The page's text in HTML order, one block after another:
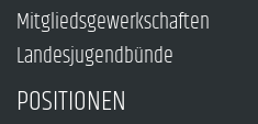
Mitgliedsgewerkschaften
Landesjugendbünde
POSITIONEN